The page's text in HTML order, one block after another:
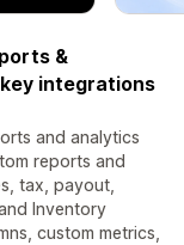
&
integrations
and analytics
reports and
tax, payout,
Inventory
custom metrics,